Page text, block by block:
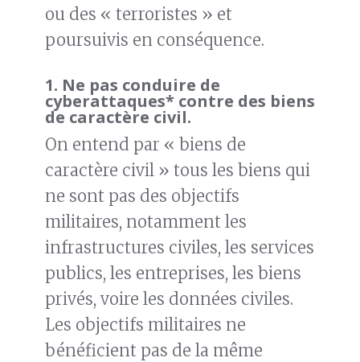
ou des « terroristes » et
poursuivis en conséquence.
1. Ne pas conduire de
cyberattaques* contre des biens
de caractère civil.
On entend par « biens de
caractère civil » tous les biens qui
ne sont pas des objectifs
militaires, notamment les
infrastructures civiles, les services
publics, les entreprises, les biens
privés, voire les données civiles.
Les objectifs militaires ne
bénéficient pas de la même